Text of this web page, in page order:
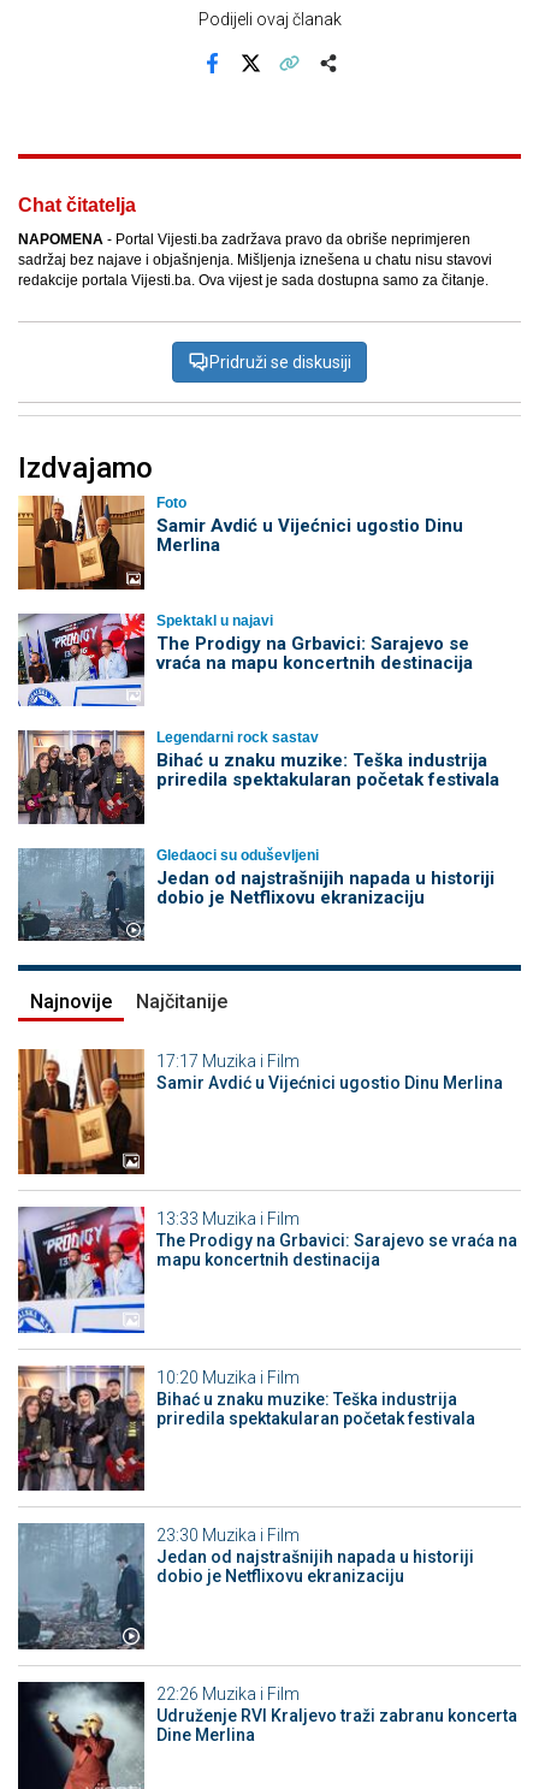
Podijeli ovaj članak
Chat čitatelja
NAPOMENA - Portal Vijesti.ba zadržava pravo da obriše neprimjeren
sadržaj bez najave i objašnjenja. Mišljenja iznešena u chatu nisu stavovi
redakcije portala Vijesti.ba. Ova vijest je sada dostupna samo za čitanje.
Pridruži se diskusiji
Izdvajamo
Foto
Samir Avdić u Vijećnici ugostio Dinu
Merlina
Spektakl u najavi
The Prodigy na Grbavici: Sarajevo se
vraća na mapu koncertnih destinacija
Legendarni rock sastav
Bihać u znaku muzike: Teška industrija
priredila spektakularan početak festivala
Gledaoci su oduševljeni
Jedan od najstrašnijih napada u historiji
dobio je Netflixovu ekranizaciju
Najnovije Najčitanije
17:17 Muzika i Film
Samir Avdić u Vijećnici ugostio Dinu Merlina
13:33 Muzika i Film
The Prodigy na Grbavici: Sarajevo se vraća na
mapu koncertnih destinacija
10:20 Muzika i Film
Bihać u znaku muzike: Teška industrija
priredila spektakularan početak festivala
23:30 Muzika i Film
Jedan od najstrašnijih napada u historiji
dobio je Netflixovu ekranizaciju
22:26 Muzika i Film
Udruženje RVI Kraljevo traži zabranu koncerta
Dine Merlina